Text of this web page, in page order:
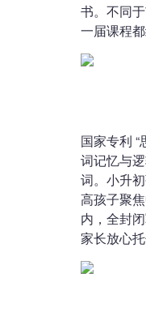
书。不同
一届课程
国家专利
词记忆与
词。小升
高孩子聚
内，全封
家长放心